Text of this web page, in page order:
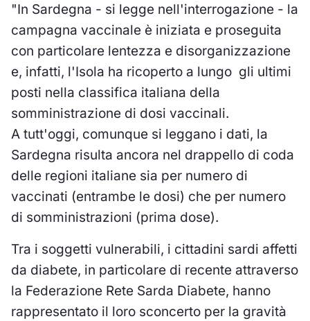
"In Sardegna - si legge nell'interrogazione - la
campagna vaccinale è iniziata e proseguita
con particolare lentezza e disorganizzazione
e, infatti, l'Isola ha ricoperto a lungo gli ultimi
posti nella classifica italiana della
somministrazione di dosi vaccinali.
A tutt'oggi, comunque si leggano i dati, la
Sardegna risulta ancora nel drappello di coda
delle regioni italiane sia per numero di
vaccinati (entrambe le dosi) che per numero
di somministrazioni (prima dose).
Tra i soggetti vulnerabili, i cittadini sardi affetti
da diabete, in particolare di recente attraverso
la Federazione Rete Sarda Diabete, hanno
rappresentato il loro sconcerto per la gravità